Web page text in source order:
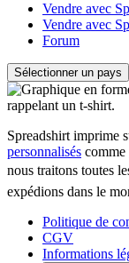
Vendre avec
Vendre avec
Forum
Sélectionner un pays
Spreadshirt imprime
personnalisés comme
nous traitons toutes
expédions dans le
Politique de
CGV
Informations